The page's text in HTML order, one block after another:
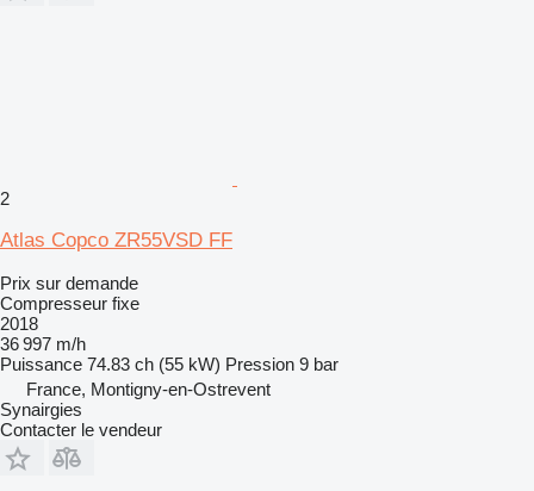
2
Atlas Copco ZR55VSD FF
Prix sur demande
Compresseur fixe
2018
36 997 m/h
Puissance 74.83 ch (55 kW) Pression 9 bar
France, Montigny-en-Ostrevent
Synairgies
Contacter le vendeur